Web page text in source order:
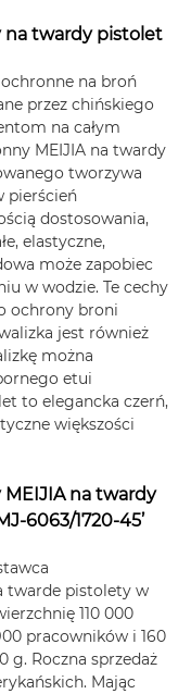
na twardy pistolet
na broń
przez chińskiego
na całym
MEIJIA na twardy
tworzywa
pierścień
dostosowania,
elastyczne,
może zapobiec
w wodzie. Te cechy
ochrony broni
jest również
można
etui
to elegancka czerń,
większości
na twardy
6063/1720-45’
twarde pistolety w
110 000
pracowników i 160
g. Roczna sprzedaż
Mając